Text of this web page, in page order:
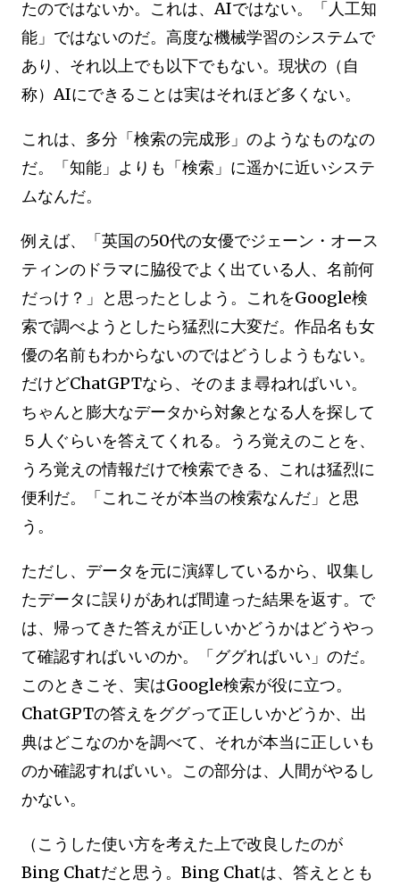
たのではないか。これは、AIではない。「人工知
能」ではないのだ。高度な機械学習のシステムで
あり、それ以上でも以下でもない。現状の（自
称）AIにできることは実はそれほど多くない。
これは、多分「検索の完成形」のようなものなの
だ。「知能」よりも「検索」に遥かに近いシステ
ムなんだ。
例えば、「英国の50代の女優でジェーン・オース
ティンのドラマに脇役でよく出ている人、名前何
だっけ？」と思ったとしよう。これをGoogle検
索で調べようとしたら猛烈に大変だ。作品名も女
優の名前もわからないのではどうしようもない。
だけどChatGPTなら、そのまま尋ねればいい。
ちゃんと膨大なデータから対象となる人を探して
５人ぐらいを答えてくれる。うろ覚えのことを、
うろ覚えの情報だけで検索できる、これは猛烈に
便利だ。「これこそが本当の検索なんだ」と思
う。
ただし、データを元に演繹しているから、収集し
たデータに誤りがあれば間違った結果を返す。で
は、帰ってきた答えが正しいかどうかはどうやっ
て確認すればいいのか。「ググればいい」のだ。
このときこそ、実はGoogle検索が役に立つ。
ChatGPTの答えをググって正しいかどうか、出
典はどこなのかを調べて、それが本当に正しいも
のか確認すればいい。この部分は、人間がやるし
かない。
（こうした使い方を考えた上で改良したのが
Bing Chatだと思う。Bing Chatは、答えととも